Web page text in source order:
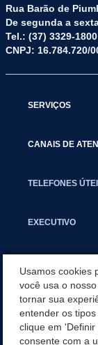
Rua Barão de
De segunda a
Tel.: (37) 3329-1800
CNPJ: 16.784.720/
SERVIÇOS
CANAIS DE
TELEFONES
EXECUTIVO
APLICATIVO
SECRETARIAS
Usamos cookies
você usa o
tornar sua
entender os
clique em
consente com a